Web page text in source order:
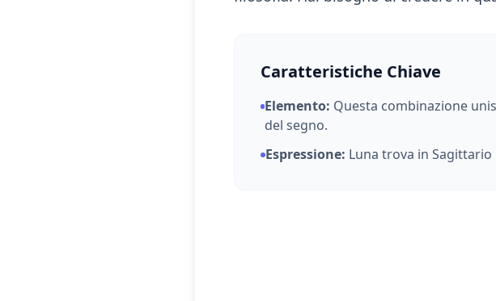
Caratteristiche Chiave
Elemento: Questa combinazione
del segno.
Espressione: Luna trova in Sagittario